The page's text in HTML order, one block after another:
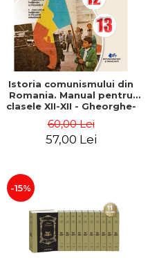
Istoria comunismului din
Romania. Manual pentru
clasele XII-XII - Gheorghe-
Adriana Radu
60,00 Lei
57,00 Lei
-15%